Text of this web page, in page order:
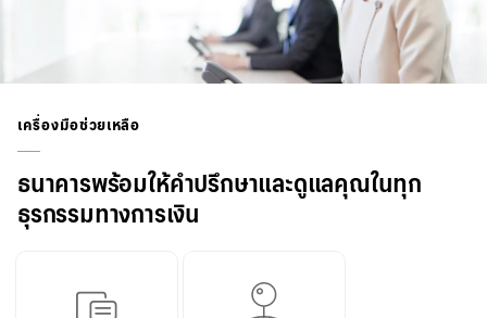
เครื่องมือช่วยเหลือ
ธนาคารพร้อมให้คำปรึกษาและดูแลคุณในทุก
ธุรกรรมทางการเงิน